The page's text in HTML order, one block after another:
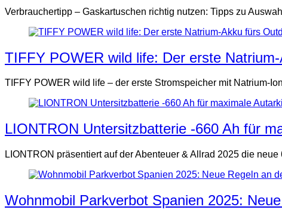
Verbrauchertipp – Gaskartuschen richtig nutzen: Tipps zu
TIFFY POWER wild life: Der erste
TIFFY POWER wild life – der erste Stromspeicher mit Natrium-
LIONTRON Untersitzbatterie -660 Ah für
LIONTRON präsentiert auf der Abenteuer & Allrad 2025 die
Wohnmobil Parkverbot Spanien 2025: